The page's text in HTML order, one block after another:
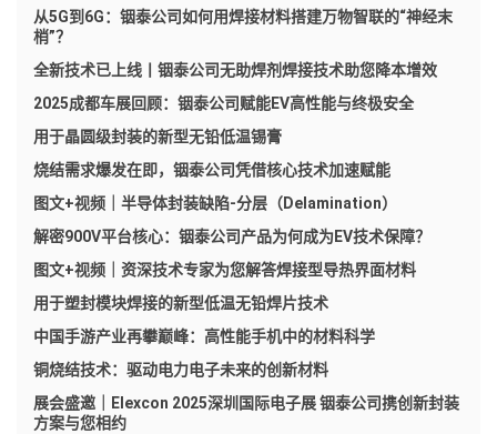
从5G到6G：铟泰公司如何用焊接材料搭建万物智联的“神经末
梢”？
全新技术已上线丨铟泰公司无助焊剂焊接技术助您降本增效
2025成都车展回顾：铟泰公司赋能EV高性能与终极安全
用于晶圆级封装的新型无铅低温锡膏
烧结需求爆发在即，铟泰公司凭借核心技术加速赋能
图文+视频｜半导体封装缺陷-分层（Delamination）
解密900V平台核心：铟泰公司产品为何成为EV技术保障？
图文+视频｜资深技术专家为您解答焊接型导热界面材料
用于塑封模块焊接的新型低温无铅焊片技术
中国手游产业再攀巅峰：高性能手机中的材料科学
铜烧结技术：驱动电力电子未来的创新材料
展会盛邀｜Elexcon 2025深圳国际电子展 铟泰公司携创新封装
方案与您相约